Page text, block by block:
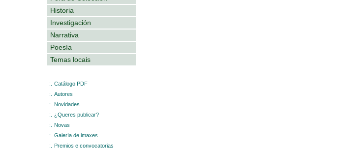
Historia
Investigación
Narrativa
Poesía
Temas locais
:.
Catálogo PDF
:.
Autores
:.
Novidades
:.
¿Queres publicar?
:.
Novas
:.
Galería de imaxes
:.
Premios e convocatorias